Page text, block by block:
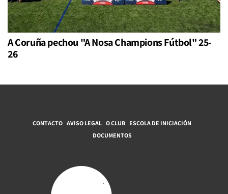
A Coruña pechou "A Nosa Champions Fútbol" 25-
26
CONTACTO AVISO LEGAL O CLUB ESCOLA DE INICIACIÓN
DOCUMENTOS